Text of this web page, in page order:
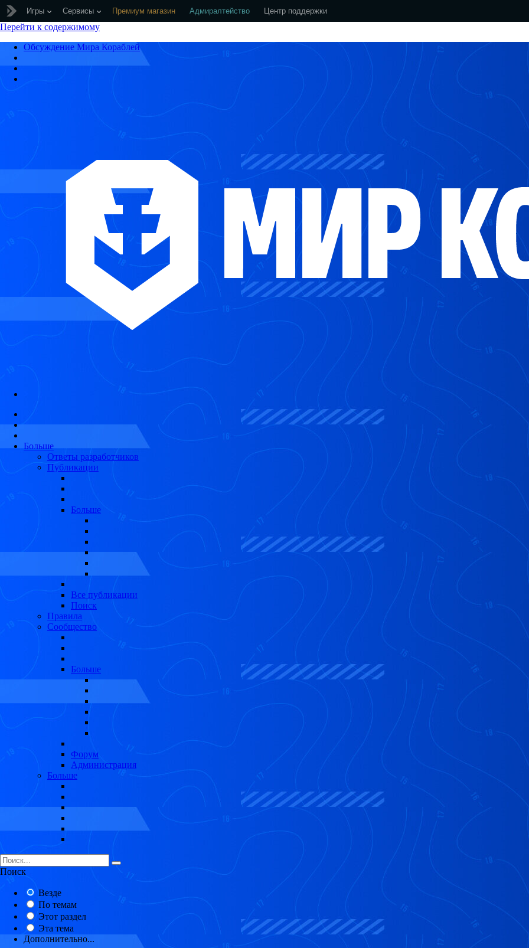
Игры Сервисы Премиум магазин Адмиралтейство Центр поддержки
Перейти к содержимому
Обсуждение Мира Кораблей
Больше
Ответы разработчиков
Публикации
Больше
Все публикации
Поиск
Правила
Сообщество
Больше
Форум
Администрация
Больше
Поиск
Везде
По темам
Этот раздел
Эта тема
Дополнительно...